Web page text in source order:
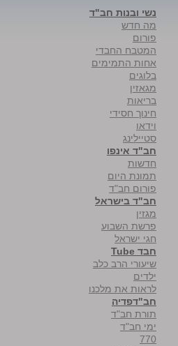
נשי ובנות חב"ד
מה חדש
פורום
המטבח החבדי
אחות התמימים
בלוגים
מגאזין
בריאות
חינוך חסידי
וידאו
סטיילינג
חב"ד אינפו
חדשות
תמונת היום
פורום חב"ד
חב"ד בישראל
מגזין
פרשת השבוע
חגי ישראל
חבד Tube
שיעורי הרב כלב
ילדים
לראות את מלכנו
חב"דפדיה
תורת חב"ד
ימי חב"ד
770